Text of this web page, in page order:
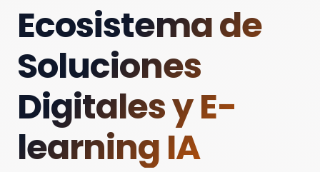
Ecosistema de
Soluciones
Digitales y E-
learning IA